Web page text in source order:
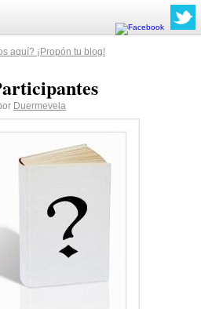
aquí? ¡Propón tu blog!
Duermevela